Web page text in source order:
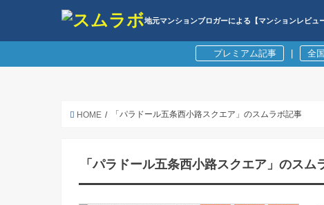
地元マンションブロガーによる【マンションレビュー
プレミアム記事 全国
HOME 「パラドール五条西小路スクエア」のスムラボ記事
「パラドール五条西小路スクエア」のスム